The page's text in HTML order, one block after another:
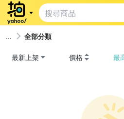
全部分類
最新上架 價格 最